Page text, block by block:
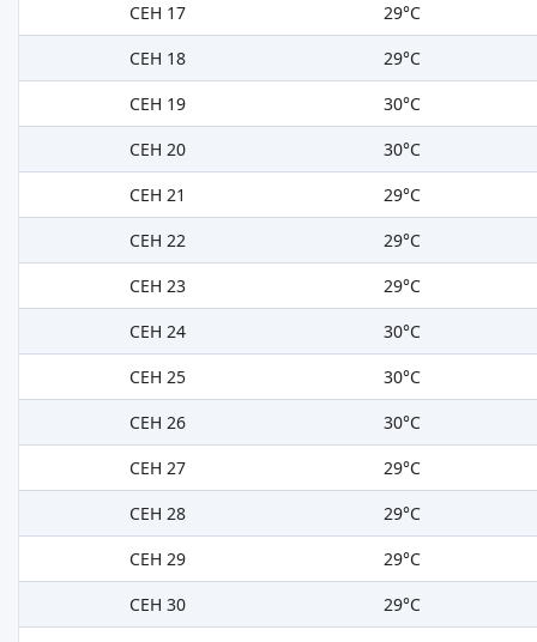
СЕН 17
29°C
СЕН 18
29°C
СЕН 19
30°C
СЕН 20
30°C
СЕН 21
29°C
СЕН 22
29°C
СЕН 23
29°C
СЕН 24
30°C
СЕН 25
30°C
СЕН 26
30°C
СЕН 27
29°C
СЕН 28
29°C
СЕН 29
29°C
СЕН 30
29°C